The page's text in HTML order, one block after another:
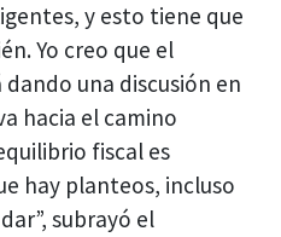
y esto tiene que
Yo creo que el
una discusión en
hacia el camino
fiscal es
hay planteos, incluso
subrayó el